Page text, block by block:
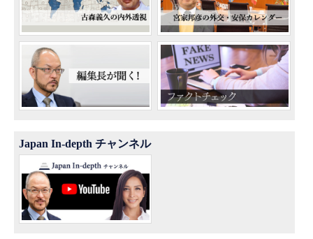
Japan In-depth チャンネル